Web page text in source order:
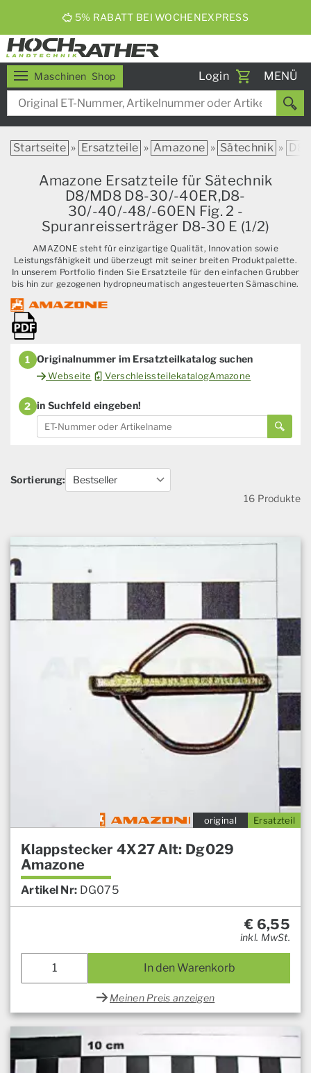
5% RABATT BEI WOCHENEXPRESS
Maschinen Shop Login
Toggle
MENÜ
Startseite » Ersatzteile » Amazone » Sätechnik »
Amazone Ersatzteile für Sätechnik
D8/MD8 D8-30/-40ER,D8-
30/-40/-48/-60EN Fig. 2 -
Spuranreisserträger D8-30 E (1/2)
AMAZONE steht für einzigartige Qualität, Innovation sowie
Leistungsfähigkeit und überzeugt mit seiner breiten Produktpalette.
In unserem Portfolio finden Sie Ersatzteile für den einfachen Grubber
bis hin zur gezogenen hydropneumatisch angesteuerten Sämaschine.
1 Originalnummer im Ersatzteilkatalog suchen
Webseite VerschleissteilekatalogAmazone
2 in Suchfeld eingeben!
Sortierung:
16 Produkte
Ersatzteil
original
Klappstecker 4X27 Alt: Dg029
Amazone
Artikel Nr: DG075
€ 6,55
inkl. MwSt.
In den Warenkorb
Meinen Preis anzeigen